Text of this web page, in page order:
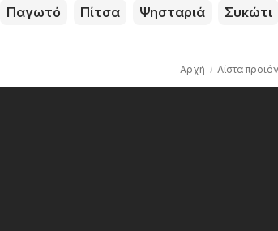
Παγωτό Πίτσα Ψησταριά Συκώτι
Αρχή Λίστα